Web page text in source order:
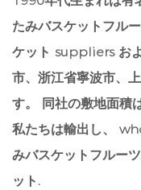
たみバスケットフル
ケット suppliersお
市、浙江省寧波市、
す。 同社の敷地面積
私たちは輸出し、
みバスケットフルー
ット .